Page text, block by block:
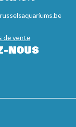
de vente
nous